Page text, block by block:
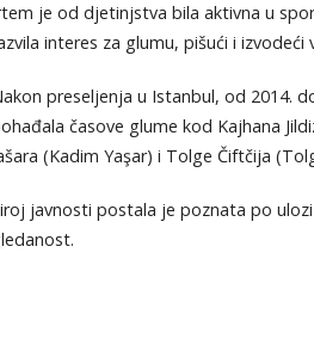
je od djetinjstva bila aktivna u
interes za glumu, pišući i
preseljenja u Istanbul, od 2014.
časove glume kod Kajhana
(Kadim Yaşar) i Tolge Čiftčija
javnosti postala je poznata po